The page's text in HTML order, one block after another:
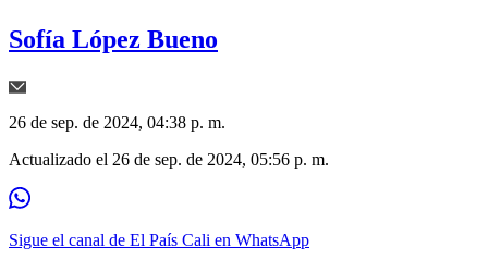
Sofía López Bueno
26 de sep. de 2024, 04:38 p. m.
Actualizado el 26 de sep. de 2024, 05:56 p. m.
Sigue el canal de El País Cali en WhatsApp